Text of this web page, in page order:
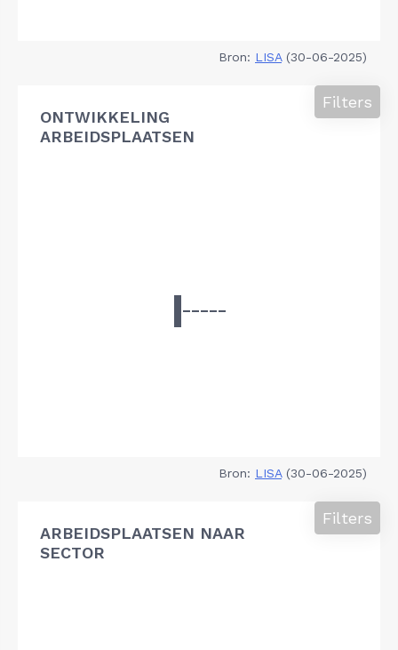
Bron: LISA(30-06-2025)
ONTWIKKELING
ARBEIDSPLAATSEN
Filters
Bron: LISA(30-06-2025)
ARBEIDSPLAATSEN NAAR
SECTOR
Filters